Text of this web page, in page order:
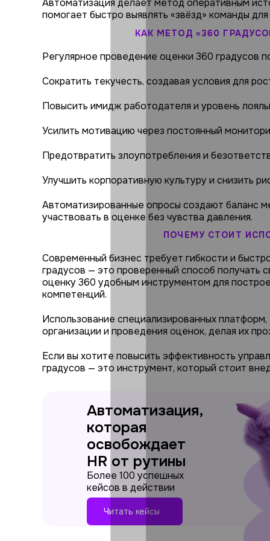
Автоматизация делает метод оперативным
помогает быстро выявлять «звёзд» команды
КАК МЕТОД «360
Регулярное проведение оценки 360 градусов
Сократить текучесть, создавая условия для
Повысить имидж работодателя и уровень
Усилить мотивацию через постоянный
Предотвратить злоупотребления и
Улучшить корпоративную культуру и снизить
Автоматизированные опросы создают баланс
участвовать в оценке без чувства давления.
ПОЧЕМУ СТОИТ
Современный бизнес требует гибкости и
градусов — это проверенный способ получать
оценку 360 удобным инструментом для
компетенций.
Использование специализированных платформ,
организации и проведения оценок, делая их
Если вы хотите повысить эффективность
градусов — это инструмент, который стоит
Автоматизация,
которая
освобождает
HR от рутины
Более 100 успешных
кейсов в действии
Читать кейсы